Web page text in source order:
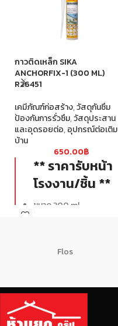
กาวติดเหล็ก SIKA
ANCHORFIX-1 (300 ML)
R26451
เคมีภัณฑ์ก่อสร้าง,วัสดุกันซึม
ป้องกันการรั่วซึม,วัสดุประสาน
และอุดรอยต่อ,อุปกรณ์ต่อเติม
บ้าน
650.00฿
** ราคารับหน้า
โรงงาน/ชิ้น **
ขนาด 300 ml
Flos